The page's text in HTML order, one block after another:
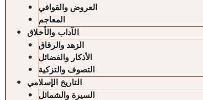
العروض والقوافي
المعاجم
الآداب والأخلاق
الزهد والرقاق
الأذكار والفضائل
التصوف والتزكية
التاريخ الإسلامي
السيرة والشمائل